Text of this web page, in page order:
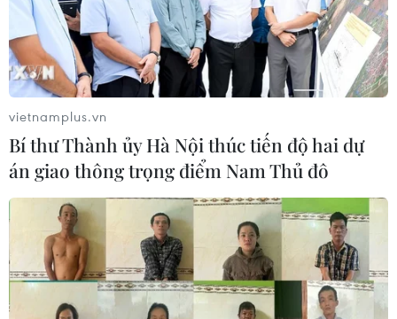
vietnamplus.vn
Bí thư Thành ủy Hà Nội thúc tiến độ hai dự
án giao thông trọng điểm Nam Thủ đô